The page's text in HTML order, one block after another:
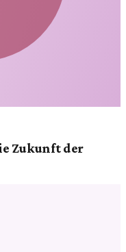
Zukunft der